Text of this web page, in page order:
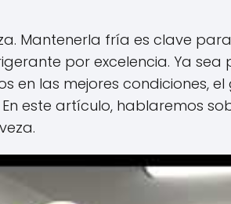
Mantenerla fría es clave
por excelencia. Ya
las mejores condiciones,
este artículo, hablaremos